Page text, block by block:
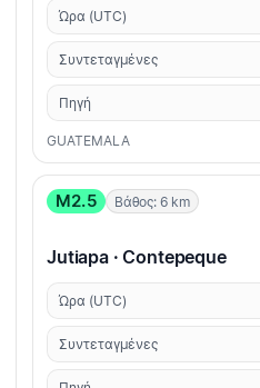
Ώρα (UTC)
Συντεταγμένες
Πηγή
GUATEMALA
M2.5 Βάθος: 6 km
Jutiapa · Contepeque
Ώρα (UTC)
Συντεταγμένες